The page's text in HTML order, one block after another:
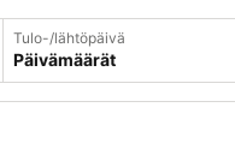
Tulo-/lähtöpäivä
Päivämäärät